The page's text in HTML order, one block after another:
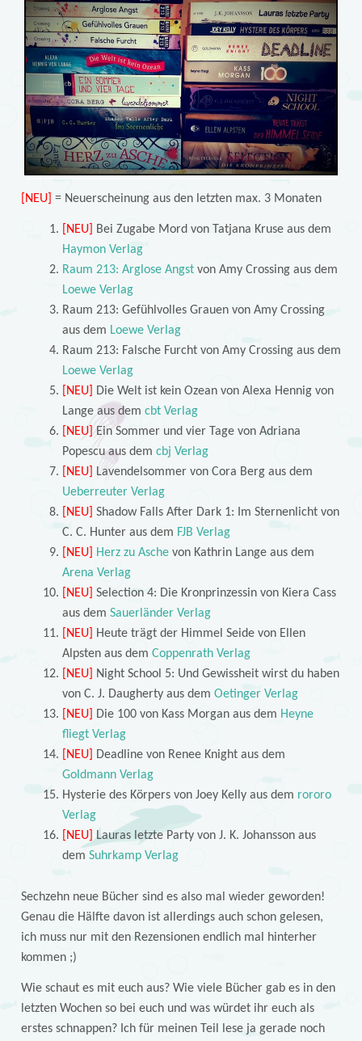
[NEU] = Neuerscheinung aus den letzten max. 3 Monaten
[NEU]
Bei Zugabe Mord von Tatjana Kruse aus dem
Haymon Verlag
Raum 213: Arglose Angstvon Amy Crossing aus dem
Loewe Verlag
Raum 213: Gefühlvolles Grauen von Amy Crossing
aus dem Loewe Verlag
Raum 213: Falsche Furcht von Amy Crossing aus dem
Loewe Verlag
[NEU]
Die Welt ist kein Ozean von Alexa Hennig von
Lange aus dem cbt Verlag
[NEU]
Ein Sommer und vier Tage von Adriana
Popescu aus dem cbj Verlag
[NEU]
Lavendelsommer von Cora Berg aus dem
Ueberreuter Verlag
[NEU] Shadow Falls After Dark 1: Im Sternenlicht von
C. C. Hunter aus dem FJB Verlag
[NEU]
Herz zu Aschevon Kathrin Lange aus dem
Arena Verlag
[NEU] Selection 4: Die Kronprinzessin von Kiera Cass
aus dem Sauerländer Verlag
[NEU]
Heute trägt der Himmel Seide von Ellen
Alpsten aus dem Coppenrath Verlag
[NEU]
Night School 5: Und Gewissheit wirst du haben
von C. J. Daugherty aus dem Oetinger Verlag
[NEU]
Die 100 von Kass Morgan aus dem Heyne
fliegt Verlag
[NEU]
Deadline von Renee Knight aus dem
Goldmann Verlag
Hysterie des Körpers von Joey Kelly aus dem rororo
Verlag
[NEU] Lauras letzte Party von J. K. Johansson aus
dem Suhrkamp Verlag
Sechzehn neue Bücher sind es also mal wieder geworden!
Genau die Hälfte davon ist allerdings auch schon gelesen,
ich muss nur mit den Rezensionen endlich mal hinterher
kommen ;)
Wie schaut es mit euch aus? Wie viele Bücher gab es in den
letzten Wochen so bei euch und was würdet ihr euch als
erstes schnappen? Ich für meinen Teil lese ja gerade noch